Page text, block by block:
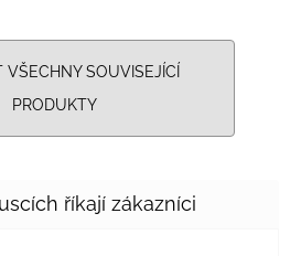
VŠECHNY SOUVISEJÍCÍ
PRODUKTY